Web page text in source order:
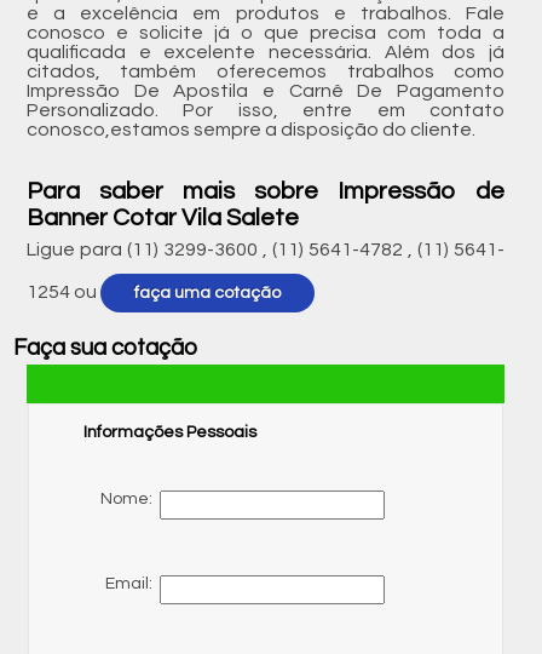
e a excelência em produtos e trabalhos. Fale
conosco e solicite já o que precisa com toda a
qualificada e excelente necessária. Além dos já
citados, também oferecemos trabalhos como
Impressão De Apostila e Carnê De Pagamento
Personalizado. Por isso, entre em contato
conosco,estamos sempre a disposição do cliente.
Para saber mais sobre Impressão de
Banner Cotar Vila Salete
Ligue para (11) 3299-3600 ,(11) 5641-4782 ,(11) 5641-
1254 ou faça uma cotação
Faça sua cotação
Informações Pessoais
Nome:
Email: